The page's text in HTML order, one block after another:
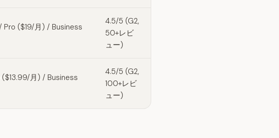
Pro ($19/月) / Business
4.5/5 (G2,
50+レビ
ュー)
月) / Business
4.5/5 (G2,
100+レビ
ュー)